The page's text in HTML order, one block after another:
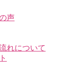
声
れについて